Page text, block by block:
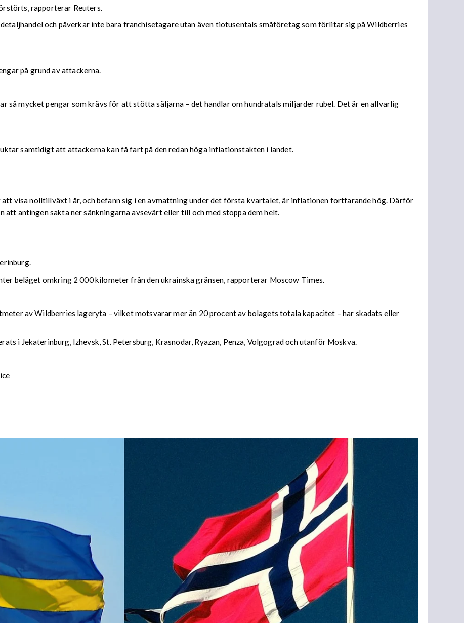
rapporterar Reuters.
och påverkar inte bara franchisetagare utan även tiotusentals småföretag som förlitar sig på Wildberries
på grund av attackerna.
så mycket pengar som krävs för att stötta säljarna – det handlar om hundratals miljarder rubel. Det är en allvarlig
samtidigt att attackerna kan få fart på den redan höga inflationstakten i landet.
att visa nolltillväxt i år, och befann sig i en avmattning under det första kvartalet, är inflationen fortfarande hög. Därför
att antingen sakta ner sänkningarna avsevärt eller till och med stoppa dem helt.
beläget omkring 2 000 kilometer från den ukrainska gränsen, rapporterar Moscow Times.
av Wildberries lageryta – vilket motsvarar mer än 20 procent av bolagets totala kapacitet – har skadats eller
i Jekaterinburg, Izhevsk, St. Petersburg, Krasnodar, Ryazan, Penza, Volgograd och utanför Moskva.